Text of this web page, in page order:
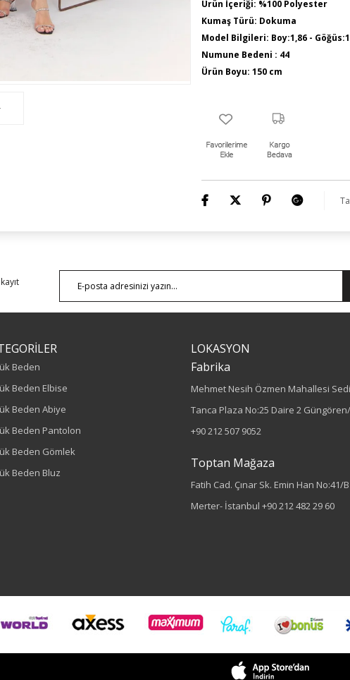
Ürün İçeriği: %100 Polyester
Kumaş Türü: Dokuma
Model Bilgileri: Boy:1,86 -
Numune Bedeni : 44
Ürün Boyu: 150 cm
Sezon : YAZLIK
Renk
Beden
Beden Elbise
Beden Abiye
Beden Pantolon
Beden Gömlek
Beden Bluz
LOKASYON
Fabrika
Mehmet Nesih Özmen Mahallesi
Tanca Plaza No:25 Daire 2
+90 212 507 9052
Toptan Mağaza
Fatih Cad. Çınar Sk. Emin Han No:41/B
Merter- İstanbul +90 212 482 29 60